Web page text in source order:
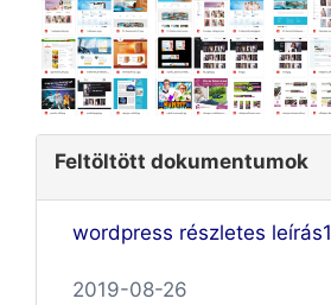
Feltöltött dokumentumok
wordpress részletes leírás1
2019-08-26